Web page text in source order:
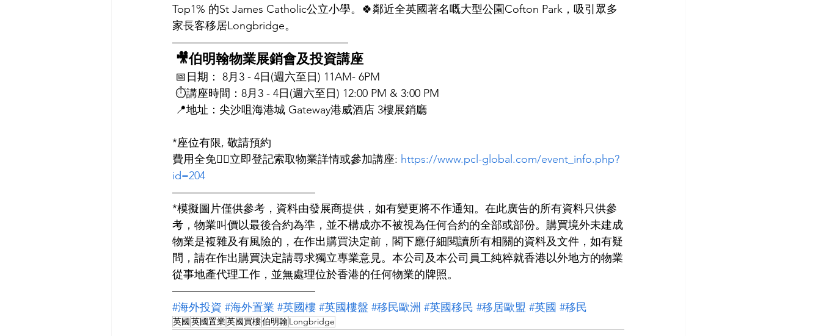
Top1% 的St James Catholic公立小學。🍀鄰近全英國著名嘅大型公園Cofton Park，吸引眾多
家長客移居Longbridge。
————————————————
🎥伯明翰物業展銷會及投資講座
📅日期： 8月3 - 4日(週六至日) 11AM- 6PM
⏱講座時間：8月3 - 4日(週六至日) 12:00 PM & 3:00 PM
📍地址：尖沙咀海港城 Gateway港威酒店 3樓展銷廳
*座位有限, 敬請預約
費用全免👉🏻立即登記索取物業詳情或參加講座: https://www.pcl-global.com/event_info.php?
id=204
—————————————
*模擬圖片僅供參考，資料由發展商提供，如有變更將不作通知。在此廣告的所有資料只供參
考，物業叫價以最後合約為準，並不構成亦不被視為任何合約的全部或部份。購買境外未建成
物業是複雜及有風險的，在作出購買決定前，閣下應仔細閱讀所有相關的資料及文件，如有疑
問，請在作出購買決定請尋求獨立專業意見。本公司及本公司員工純粹就香港以外地方的物業
從事地產代理工作，並無處理位於香港的任何物業的牌照。
—————————————
#海外投資 #海外置業 #英國樓 #英國樓盤 #移民歐洲 #英國移民 #移居歐盟 #英國 #移民
英國英國置業英國買樓伯明翰 Longbridge